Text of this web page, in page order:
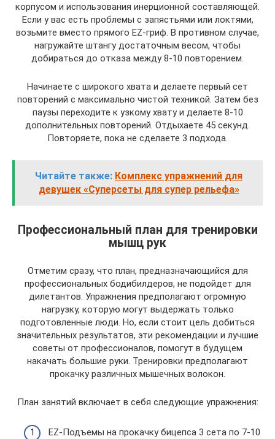
корпусом и использования инерционной составляющей.
Если у вас есть проблемы с запястьями или локтями,
возьмите вместо прямого EZ-гриф. В противном случае,
нагружайте штангу достаточным весом, чтобы
добираться до отказа между 8-10 повторением.
Начинаете с широкого хвата и делаете первый сет
повторений с максимально чистой техникой. Затем без
паузы переходите к узкому хвату и делаете 8-10
дополнительных повторений. Отдыхаете 45 секунд.
Повторяете, пока не сделаете 3 подхода.
Читайте также: Комплекс упражнений для
девушек «Суперсеты для супер рельефа»
Профессиональный план для тренировки
мышц рук
Отметим сразу, что план, предназначающийся для
профессиональных бодибилдеров, не подойдет для
дилетантов. Упражнения предполагают огромную
нагрузку, которую могут выдержать только
подготовленные люди. Но, если стоит цель добиться
значительных результатов, эти рекомендации и лучшие
советы от профессионалов, помогут в будущем
накачать большие руки. Тренировки предполагают
прокачку различных мышечных волокон.
План занятий включает в себя следующие упражнения:
EZ-Подъемы на прокачку бицепса 3 сета по 7-10